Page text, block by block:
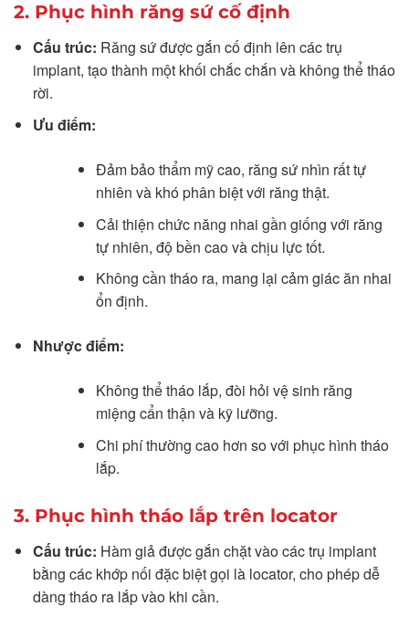
2. Phục hình răng sứ cố định
Cấu trúc: Răng sứ được gắn cố định lên các trụ
implant, tạo thành một khối chắc chắn và không thể tháo
rời.
Ưu điểm:
Đảm bảo thẩm mỹ cao, răng sứ nhìn rất tự
nhiên và khó phân biệt với răng thật.
Cải thiện chức năng nhai gần giống với răng
tự nhiên, độ bền cao và chịu lực tốt.
Không cần tháo ra, mang lại cảm giác ăn nhai
ổn định.
Nhược điểm:
Không thể tháo lắp, đòi hỏi vệ sinh răng
miệng cẩn thận và kỹ lưỡng.
Chi phí thường cao hơn so với phục hình tháo
lắp.
3. Phục hình tháo lắp trên locator
Cấu trúc: Hàm giả được gắn chặt vào các trụ implant
bằng các khớp nối đặc biệt gọi là locator, cho phép dễ
dàng tháo ra lắp vào khi cần.